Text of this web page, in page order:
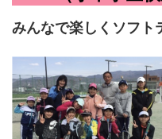
みんなで楽しくソフト